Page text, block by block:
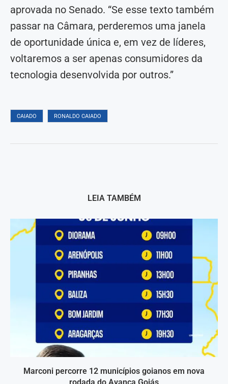
aprovada no Senado. “Se esse texto também
passar na Câmara, perderemos uma janela
de oportunidade única e, em vez de líderes,
voltaremos a ser apenas consumidores da
tecnologia desenvolvida por outros.”
CAIADO RONALDO CAIADO
LEIA TAMBÉM
Marconi percorre 12 municípios goianos em nova